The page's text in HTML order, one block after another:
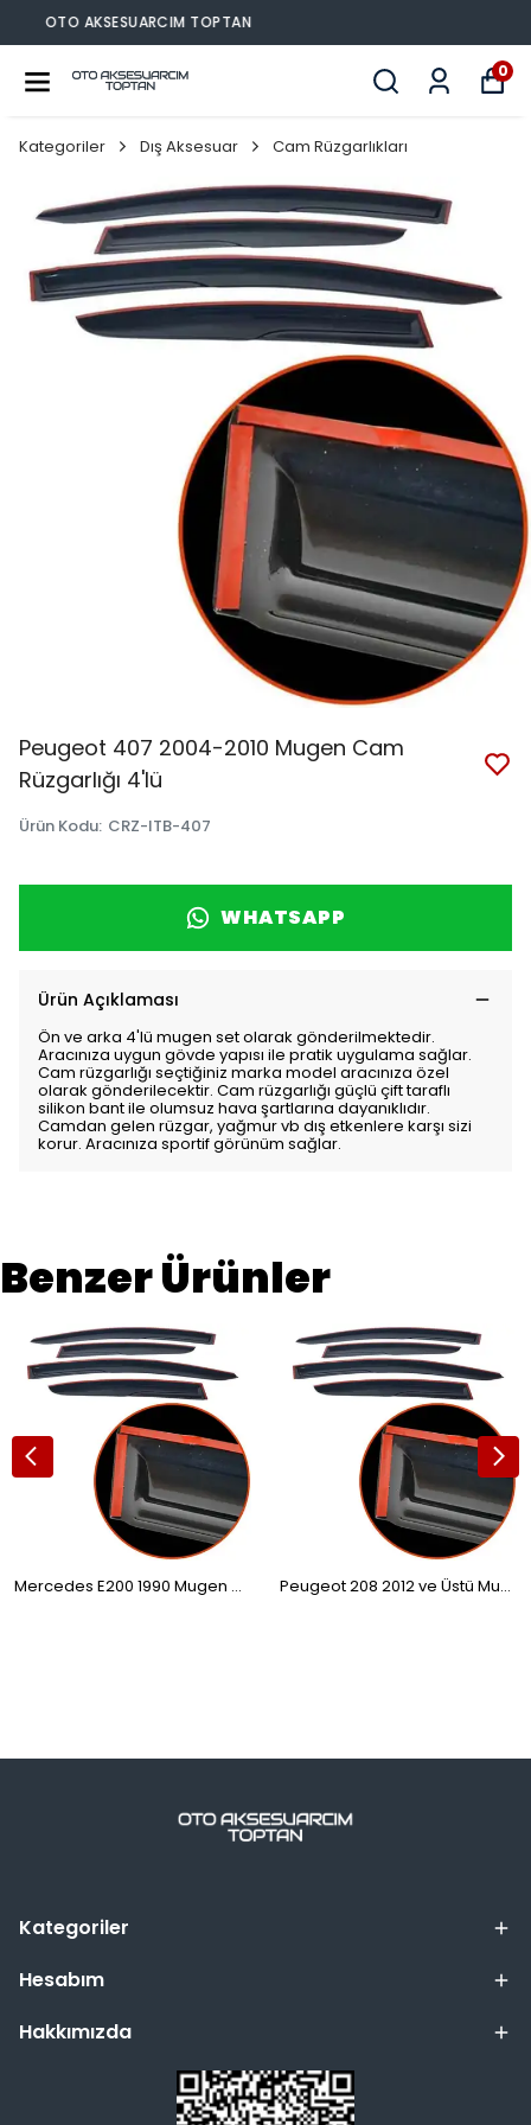
OTO AKSESUARCIM TOPTAN
0
Kategoriler Dış Aksesuar Cam Rüzgarlıkları
Peugeot 407 2004-2010 Mugen Cam
Rüzgarlığı 4'lü
Ürün Kodu: CRZ-ITB-407
WHATSAPP
Ürün Açıklaması
Ön ve arka 4'lü mugen set olarak gönderilmektedir.
Aracınıza uygun gövde yapısı ile pratik uygulama sağlar.
Cam rüzgarlığı seçtiğiniz marka model aracınıza özel
olarak gönderilecektir. Cam rüzgarlığı güçlü çift taraflı
silikon bant ile olumsuz hava şartlarına dayanıklıdır.
Camdan gelen rüzgar, yağmur vb dış etkenlere karşı sizi
korur. Aracınıza sportif görünüm sağlar.
Benzer Ürünler
Mercedes E200 1990 Mugen Cam Rüzgarlığı 4'lü Peugeot 208 2012 ve Üstü Mugen Cam Rüzgarlığı 4'lü
Kategoriler
Hesabım
Hakkımızda